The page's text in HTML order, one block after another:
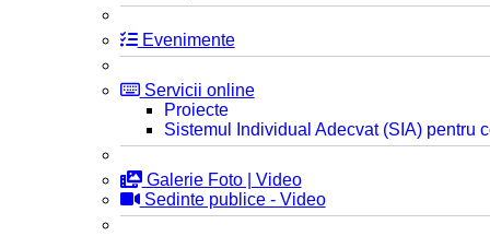
Evenimente
Servicii online
Proiecte
Sistemul Individual Adecvat (SIA) pentru
Galerie Foto | Video
Sedinte publice - Video